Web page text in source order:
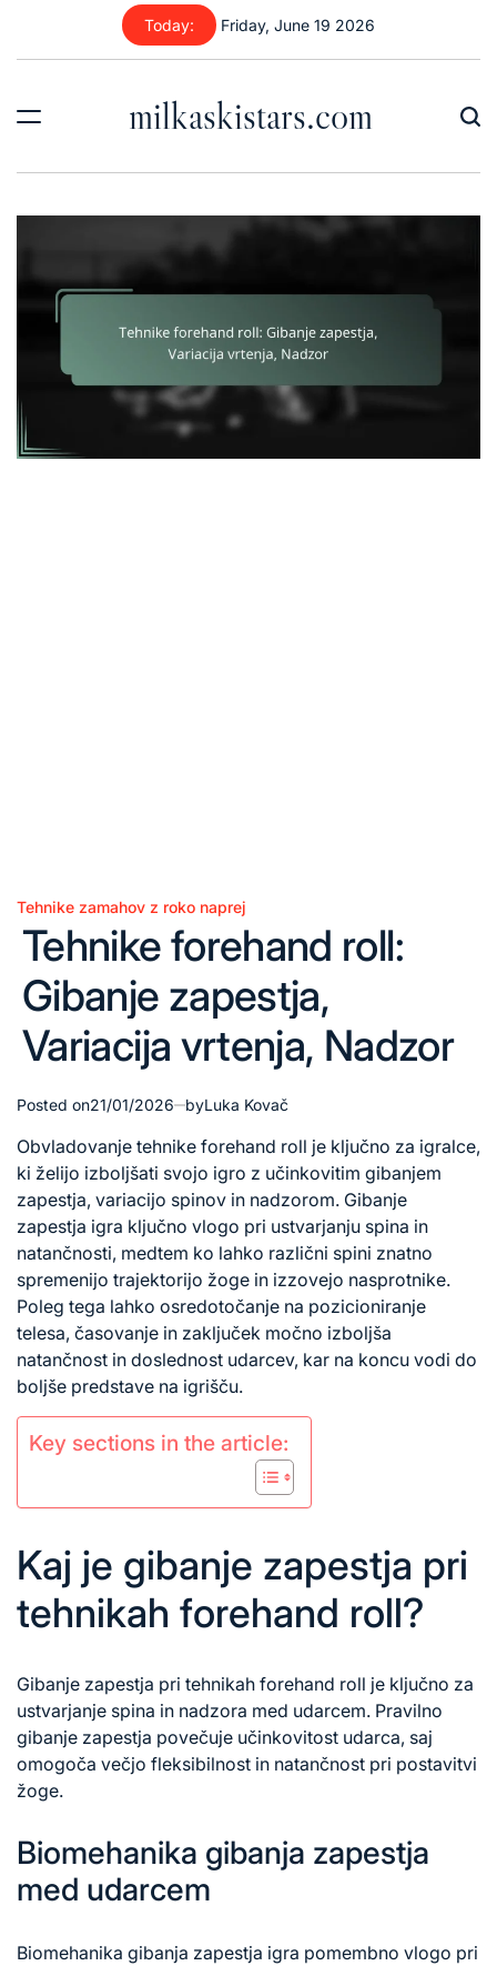
content
Today: Friday, June 19 2026
milkaskistars.com
Posted
Tehnike zamahov z roko naprej
Tehnike forehand roll:
Gibanje zapestja,
Variacija vrtenja, Nadzor
Posted on21/01/2026 byLuka Kovač
Obvladovanje tehnike forehand roll je ključno za igralce,
ki želijo izboljšati svojo igro z učinkovitim gibanjem
zapestja, variacijo spinov in nadzorom. Gibanje
zapestja igra ključno vlogo pri ustvarjanju spina in
natančnosti, medtem ko lahko različni spini znatno
spremenijo trajektorijo žoge in izzovejo nasprotnike.
Poleg tega lahko osredotočanje na pozicioniranje
telesa, časovanje in zaključek močno izboljša
natančnost in doslednost udarcev, kar na koncu vodi do
boljše predstave na igrišču.
Key sections in the article:
Kaj je gibanje zapestja pri
tehnikah forehand roll?
Gibanje zapestja pri tehnikah forehand roll je ključno za
ustvarjanje spina in nadzora med udarcem. Pravilno
gibanje zapestja povečuje učinkovitost udarca, saj
omogoča večjo fleksibilnost in natančnost pri postavitvi
žoge.
Biomehanika gibanja zapestja
med udarcem
Biomehanika gibanja zapestja igra pomembno vlogo pri